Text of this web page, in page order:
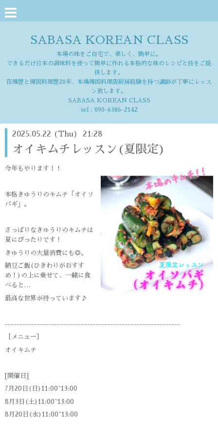
SABASA KOREAN CLASS
本場の味をご自宅で、楽しく、簡単に。
できるだけ日本の調味料を使って簡単に作れる本格的な味のレシピと技をご提
供します。
在韓歴と韓国料理歴20年、本場韓国料理店厨房経験を持つ講師が丁寧にレッス
ン致します。
SABASA KOREAN CLASS
tel : 090-6386-2142
2025.05.22 (Thu) 21:28
オイキムチレッスン(夏限定)
今年もやります！！
本格きゅうりのキムチ「オイソ
バギ」。
さっぱりなきゅうりのキムチは
夏にぴったりです！
きゅうりの大量消費にも◎。
納豆ご飯(ひきわりがおすす
め！)の上に乗せて、一緒に食
べると…
最高な世界が待っています♪
------------------------------------------------------------
［メニュー］
オイキムチ
[開催日]
7月20日(日)11:00~13:00
8月3日(土)11:00~13:00
8月20日(水)11:00~13:00